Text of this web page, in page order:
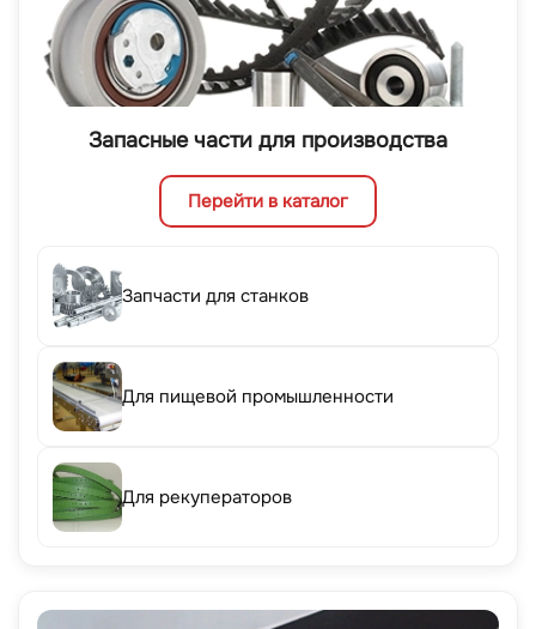
Запасные части для производства
Перейти в каталог
Запчасти для станков
Для пищевой промышленности
Для рекуператоров